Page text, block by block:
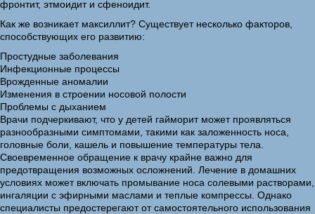
фронтит, этмоидит и сфеноидит.
Как же возникает максиллит? Существует несколько факторов,
способствующих его развитию:
Простудные заболевания
Инфекционные процессы
Врожденные аномалии
Изменения в строении носовой полости
Проблемы с дыханием
Врачи подчеркивают, что у детей гайморит может проявляться
разнообразными симптомами, такими как заложенность носа,
головные боли, кашель и повышение температуры тела.
Своевременное обращение к врачу крайне важно для
предотвращения возможных осложнений. Лечение в домашних
условиях может включать промывание носа солевыми растворами,
ингаляции с эфирными маслами и теплые компрессы. Однако
специалисты предостерегают от самостоятельного использования